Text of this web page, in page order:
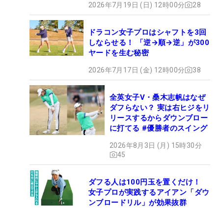
2026年7月19日 (日) 12時00分 28
ドラコン女子プロはシャフトを3回
しならせる！ 「逆→順→逆」が300
ヤードを生む秘密
2026年7月17日 (金) 12時00分 38
全英女子V・桑木志帆はなぜ
ダフらない？ 実は右ヒジをリ
リースするからダウンブロー
に打てる #優勝者のスイング
2026年8月3日 (月) 15時30分
45
ダフる人は100円玉を置くだけ！
女子プロが実践するアイアン「ダウ
ンブロードリル」が効果抜群